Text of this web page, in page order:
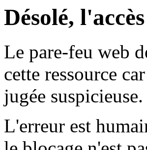
Désolé,
Le pare-feu web
cette ressource
jugée suspicieuse.
L'erreur est